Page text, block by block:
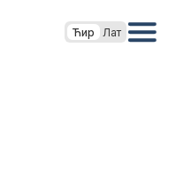
Ћир Лат